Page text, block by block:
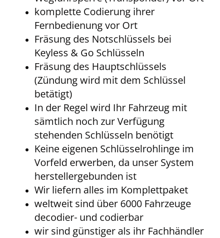
komplette Codierung ihrer
Fernbedienung vor Ort
Fräsung des Notschlüssels bei
Keyless & Go Schlüsseln
Fräsung des Hauptschlüssels
(Zündung wird mit dem Schlüssel
betätigt)
In der Regel wird Ihr Fahrzeug mit
sämtlich noch zur Verfügung
stehenden Schlüsseln benötigt
Keine eigenen Schlüsselrohlinge im
Vorfeld erwerben, da unser System
herstellergebunden ist
Wir liefern alles im Komplettpaket
weltweit sind über 6000 Fahrzeuge
decodier- und codierbar
wir sind günstiger als ihr Fachhändler